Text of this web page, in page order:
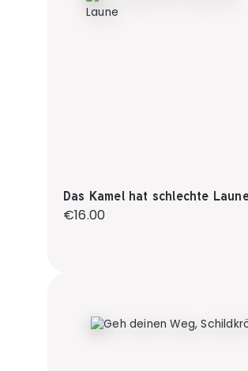
Das Kamel hat schlechte
Regular price:
€16.00